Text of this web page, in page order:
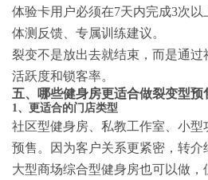
体验卡用户必须在7天内完成3次以
体测反馈、专属训练建议。
裂变不是放出去就结束，而是通
活跃度和锁客率。
五、哪些健身房更适合做裂变型
1、更适合的门店类型
社区型健身房、私教工作室、小
预售。因为客户关系更紧密，转介
大型商场综合型健身房也可以做